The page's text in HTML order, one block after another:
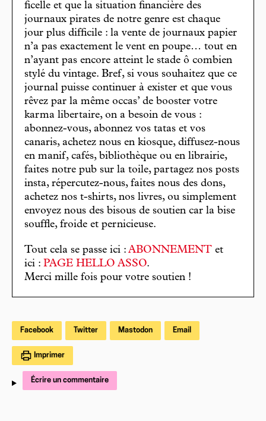
ficelle et que la situation financière des
journaux pirates de notre genre est chaque
jour plus difficile : la vente de journaux papier
n’a pas exactement le vent en poupe… tout en
n’ayant pas encore atteint le stade ô combien
stylé du vintage. Bref, si vous souhaitez que ce
journal puisse continuer à exister et que vous
rêvez par la même occas’ de booster votre
karma libertaire, on a besoin de vous :
abonnez-vous, abonnez vos tatas et vos
canaris, achetez nous en kiosque, diffusez-nous
en manif, cafés, bibliothèque ou en librairie,
faites notre pub sur la toile, partagez nos posts
insta, répercutez-nous, faites nous des dons,
achetez nos t-shirts, nos livres, ou simplement
envoyez nous des bisous de soutien car la bise
souffle, froide et pernicieuse.
Tout cela se passe ici : ABONNEMENT et
ici : PAGE HELLO ASSO.
Merci mille fois pour votre soutien !
Facebook Twitter Mastodon Email
Imprimer
Écrire un commentaire